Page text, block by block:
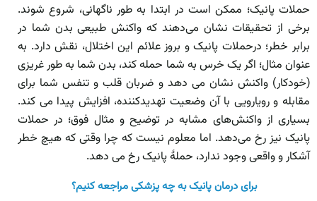
حملات پانیک؛ ممکن است در ابتدا به طور ناگهانی، شروع شوند.
برخی از تحقیقات نشان می‌دهند که واکنش طبیعی بدن شما در
برابر خطر؛ درحملات پانیک و بروز علائم این اختلال، نقش دارد. به
عنوان مثال؛ اگر یک خرس به شما حمله کند، بدن شما به طور غریزی
(خودکار) واکنش نشان می دهد و ضربان قلب و تنفس شما برای
مقابله و رویارویی با آن وضعیت تهدید‌کننده، افزایش پیدا می کند.
بسیاری از واکنش‌های مشابه در توضیح و مثال فوق؛ در حملات
پانیک نیز رخ می‌دهد. اما معلوم نیست که چرا وقتی که هیچ خطر
آشکار و واقعی وجود ندارد، حملۀ پانیک رخ می دهد.
برای درمان پانیک به چه پزشکی مراجعه کنیم؟